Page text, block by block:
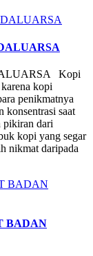
Kopi
kopi
penikmatnya
konsentrasi saat
pikiran dari
kopi yang segar
nikmat daripada
BADAN